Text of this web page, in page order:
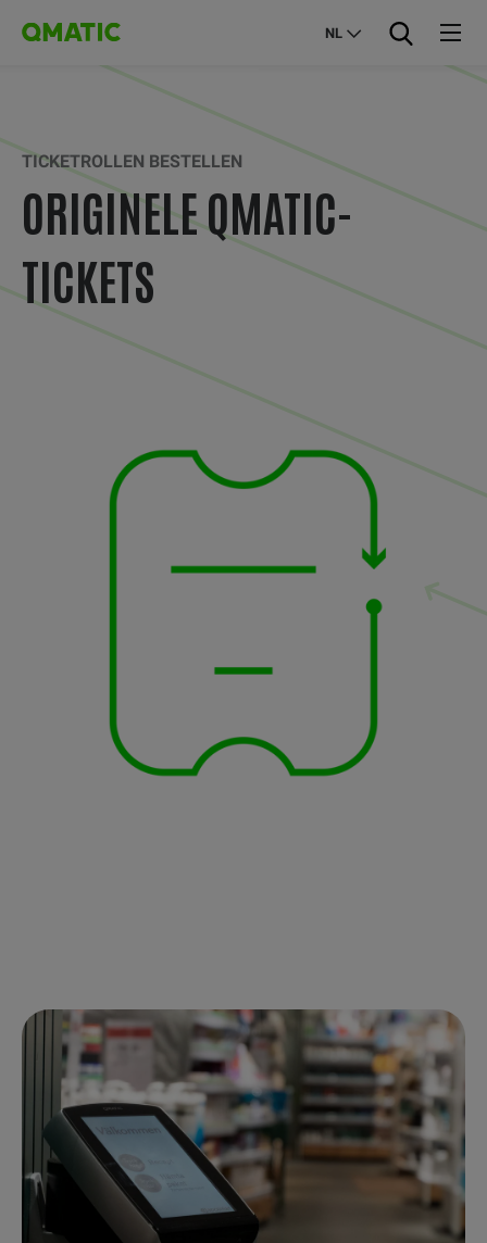
NL
TICKETROLLEN BESTELLEN
ORIGINELE QMATIC-
TICKETS